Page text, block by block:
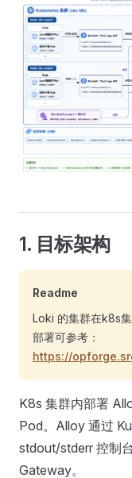
1. 目标架构
Readme
Loki 的集群在k8s
部署可参考：
https://
K8s 集群内部署
Pod。Alloy 通过
stdout/stderr 控制
Gateway。